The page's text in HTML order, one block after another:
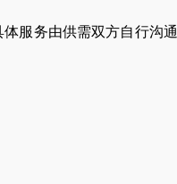
服务由供需双方自行沟